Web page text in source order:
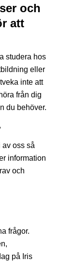
och
att
studera hos
eller
inte att
från dig
du behöver.
av oss så
information
och
frågor.
på Iris